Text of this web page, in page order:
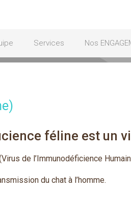
Services Nos
féline est un
de l’Immunodéficience
du chat à l’homme.